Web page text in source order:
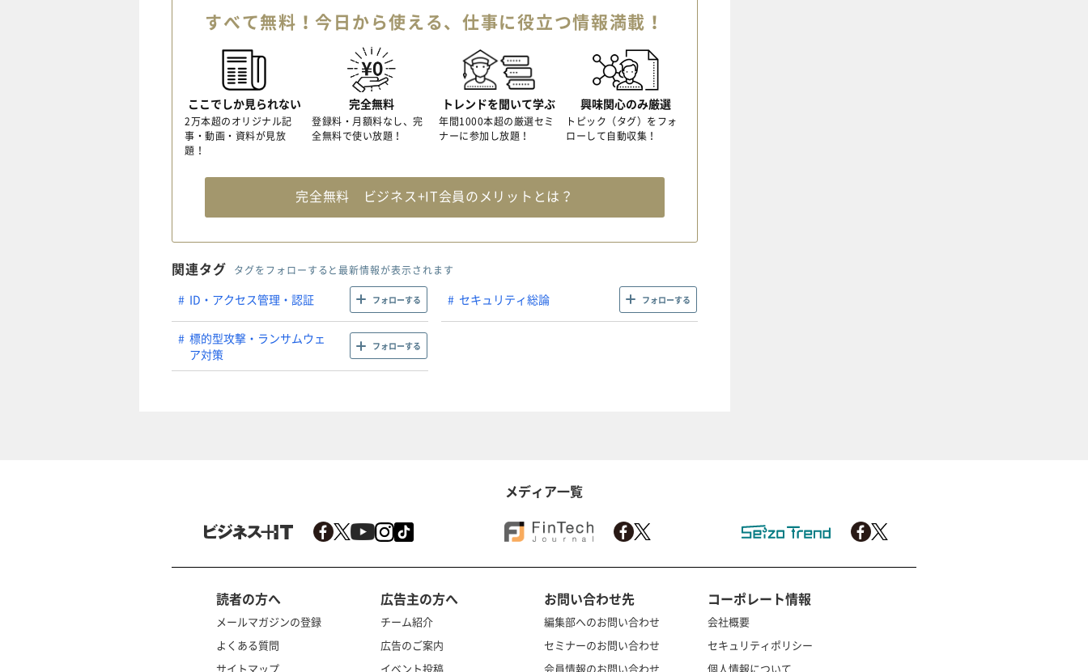
すべて無料！今日から使える、仕事に役立つ情報満載！
ここでしか見られない
2万本超のオリジナル記
事・動画・資料が見放
題！
完全無料
登録料・月額料なし、完
全無料で使い放題！
トレンドを聞いて学ぶ
年間1000本超の厳選セミ
ナーに参加し放題！
興味関心のみ厳選
トピック（タグ）をフォ
ローして自動収集！
完全無料 ビジネス+IT会員のメリットとは？
関連タグ タグをフォローすると最新情報が表示されます
ID・アクセス管理・認証 フォローする セキュリティ総論 フォローする
標的型攻撃・ランサムウェ
ア対策
フォローする
メディア一覧
読者の方へ
メールマガジンの登録
よくある質問
サイトマップ
広告主の方へ
チーム紹介
広告のご案内
イベント投稿
お問い合わせ先
編集部へのお問い合わせ
セミナーのお問い合わせ
会員情報のお問い合わせ
コーポレート情報
会社概要
セキュリティポリシー
個人情報について